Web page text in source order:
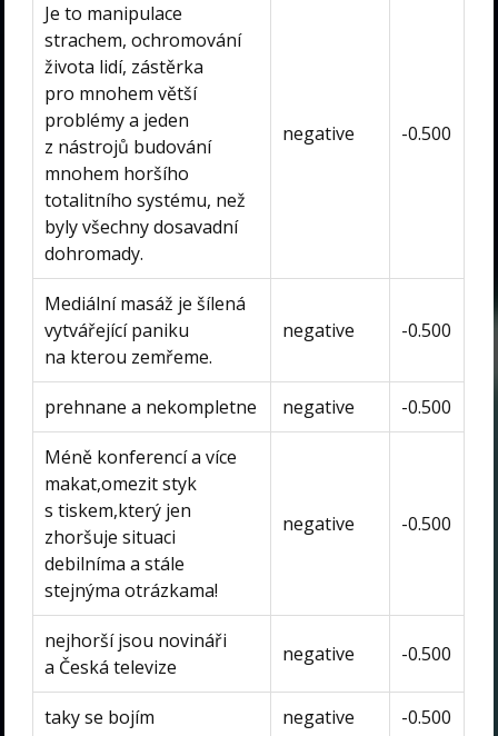
Je to manipulace
strachem, ochromování
života lidí, zástěrka
pro mnohem větší
problémy a jeden
z nástrojů budování
mnohem horšího
totalitního systému, než
byly všechny dosavadní
dohromady.
negative -0.500
Mediální masáž je šílená
vytvářející paniku
na kterou zemřeme.
negative -0.500
prehnane a nekompletne negative -0.500
Méně konferencí a více
makat,omezit styk
s tiskem,který jen
zhoršuje situaci
debilníma a stále
stejnýma otrázkama!
negative -0.500
nejhorší jsou novináři
a Česká televize
negative -0.500
taky se bojím negative -0.500